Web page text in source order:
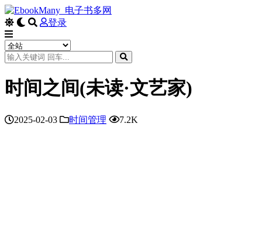
登录
时间之间(未读·文艺家)
2025-02-03 时间管理 7.2K